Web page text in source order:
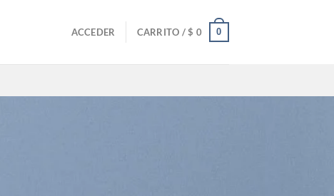
ACCEDER CARRITO /$ 0 0